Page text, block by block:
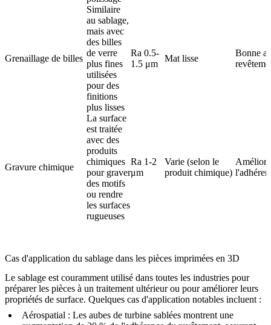
Grenaillage de billes
Similaire
au sablage,
mais avec
des billes
de verre
plus fines
utilisées
pour des
finitions
plus lisses
Ra 0.5-
1.5 μm
Mat lisse
Bonne
Gravure chimique
La surface
est traitée
avec des
produits
chimiques
pour graver
des motifs
ou rendre
les surfaces
rugueuses
Ra 1-2
μm
Varie (selon le
produit chimique)
Cas d'application du sablage dans les pièces imprimées en 3D
Le sablage est couramment utilisé dans toutes les industries pour
préparer les pièces à un traitement ultérieur ou pour améliorer leurs
propriétés de surface. Quelques cas d'application notables incluent :
Aérospatial : Les aubes de turbine sablées montrent une